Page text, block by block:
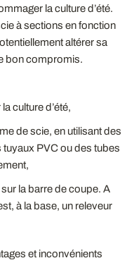
la culture d’été.
à sections en fonction
altérer sa
bon compromis.
culture d’été,
de scie, en utilisant des
PVC ou des tubes
sur la barre de coupe. A
à la base, un releveur
et inconvénients